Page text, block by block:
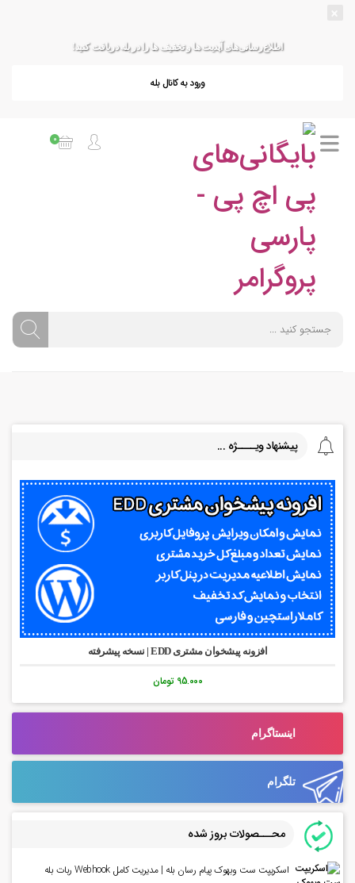
اطلاع‌رسانی‌های آپدیت ها و تخفیف ها را در بله دریافت کنید!
ورود به کانال بله
0
پیشنهاد ویــــژه ...
افزونه پیشخوان مشتری EDD | نسخه پیشرفته
95.000 تومان
اینستاگرام
تلگرام
محـــصولات بروز شده
اسکریپت ست وبهوک پیام رسان بله | مدیریت کامل Webhook ربات بله